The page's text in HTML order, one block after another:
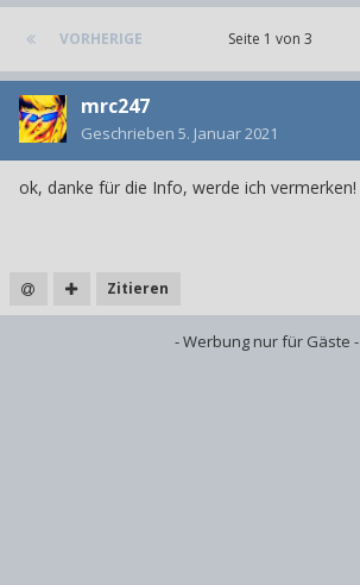
VORHERIGE Seite 1 von 3
mrc247
Geschrieben 5. Januar 2021
ok, danke für die Info, werde ich vermerken!
Zitieren
- Werbung nur für Gäste -